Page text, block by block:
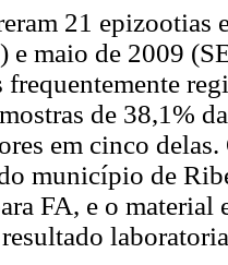
21 epizootias
e maio de 2009
frequentemente
de 38,1%
em cinco
município de
FA, e o material